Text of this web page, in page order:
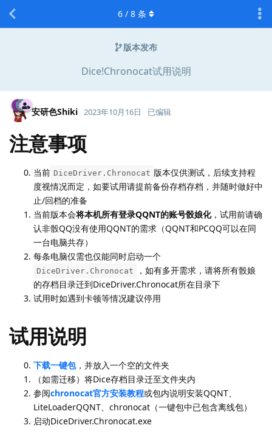
版本发布
Dice!Chronocat试用说明
6 / 8 条
安研色Shiki 2023年10月16日 已编辑
注意事项
当前 DiceDriver.Chronocat 版本仅供测试，后续支持程
度视情况而定，如要试用请提前备份存档存档，并随时做好中
止/回档的准备
当前版本会将本机所有登录QQNT的账号骰娘化，试用前请确
认非骰QQ没有使用QQNT的需求（QQNT和PCQQ可以在同
一台电脑共存）
每条电脑仅需也仅能同时启动一个
DiceDriver.Chronocat
，如有多开需求，请将所有骰娘
的存档目录迁到DiceDriver.Chronocat所在目录下
试用时如遇到卡顿等情况建议停用
试用说明
下载一键包，并放入一个空的文件夹
（如需迁移）将Dice存档目录迁至文件夹内
参阅chronocat官方安装教程或包内说明安装QQNT、
LiteLoaderQQNT、chronocat（一键包中已包含离线包）
启动DiceDriver.Chronocat.exe